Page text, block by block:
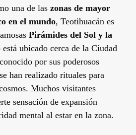
una de las zonas de mayor
en el mundo, Teotihuacán es
Pirámides del Sol y la
ubicado cerca de la Ciudad
por sus poderosos
han realizado rituales para
Muchos visitantes
sensación de expansión
mental al estar en la zona.